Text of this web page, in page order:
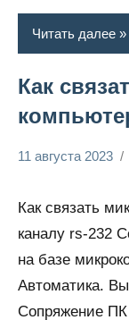
Читать далее
Как
11 августа 2023
Как связать
каналу rs-232
на базе
Автоматика.
Сопряжение